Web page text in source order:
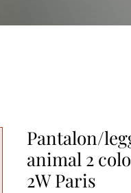
Pantalon/
animal 2
2W Paris